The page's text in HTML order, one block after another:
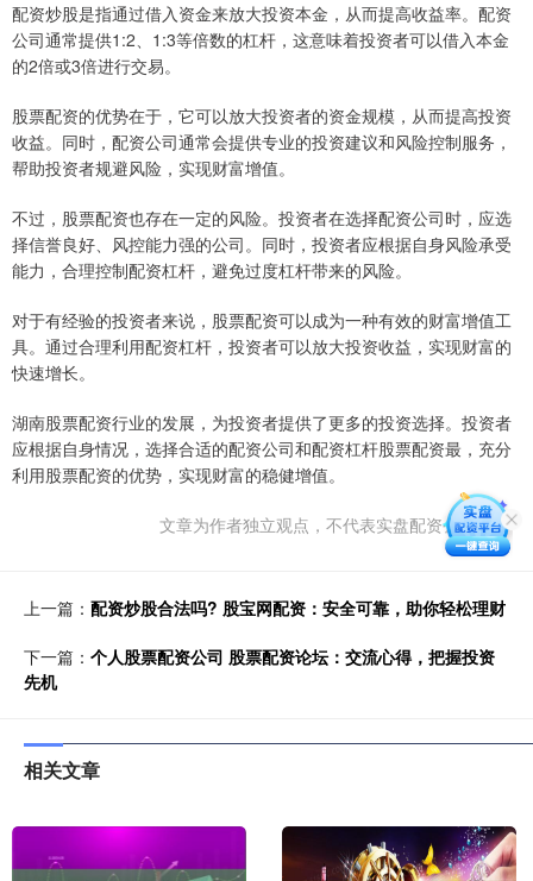
配资炒股是指通过借入资金来放大投资本金，从而提高收益率。配资
公司通常提供1:2、1:3等倍数的杠杆，这意味着投资者可以借入本金
的2倍或3倍进行交易。
股票配资的优势在于，它可以放大投资者的资金规模，从而提高投资
收益。同时，配资公司通常会提供专业的投资建议和风险控制服务，
帮助投资者规避风险，实现财富增值。
不过，股票配资也存在一定的风险。投资者在选择配资公司时，应选
择信誉良好、风控能力强的公司。同时，投资者应根据自身风险承受
能力，合理控制配资杠杆，避免过度杠杆带来的风险。
对于有经验的投资者来说，股票配资可以成为一种有效的财富增值工
具。通过合理利用配资杠杆，投资者可以放大投资收益，实现财富的
快速增长。
湖南股票配资行业的发展，为投资者提供了更多的投资选择。投资者
应根据自身情况，选择合适的配资公司和配资杠杆股票配资最，充分
利用股票配资的优势，实现财富的稳健增值。
文章为作者独立观点，不代表实盘配资公司观点
上一篇： 配资炒股合法吗? 股宝网配资：安全可靠，助你轻松理财
下一篇： 个人股票配资公司 股票配资论坛：交流心得，把握投资
先机
相关文章